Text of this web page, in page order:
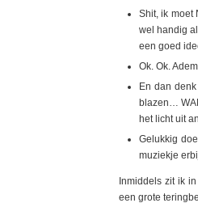
Shit, ik moet
wel handig
een goed
Ok. Ok.
En dan
blazen…
het licht uit
Gelukkig
muziekje
Inmiddels zit ik
een grote